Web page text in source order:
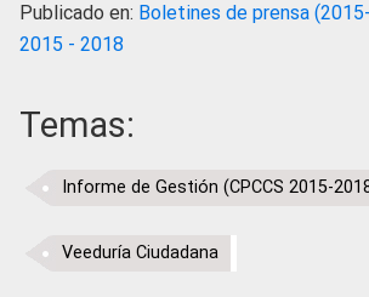
Publicado en: Boletines de prensa
2015 - 2018
Temas:
Informe de Gestión (CPCCS 2015-
Veeduría Ciudadana